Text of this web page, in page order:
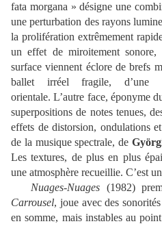
fata morgana » désigne une
une perturbation des rayons
la prolifération extrêmement
un effet de miroitement
surface viennent éclore de brefs
ballet irréel fragile, d’une
orientale. L’autre face, éponyme
superpositions de notes tenues,
effets de distorsion, ondulations
de la musique spectrale, de
Les textures, de plus en plus
une atmosphère recueillie. C’est
Nuages-Nuages (1982)
Carrousel, joue avec des
en somme, mais instables au